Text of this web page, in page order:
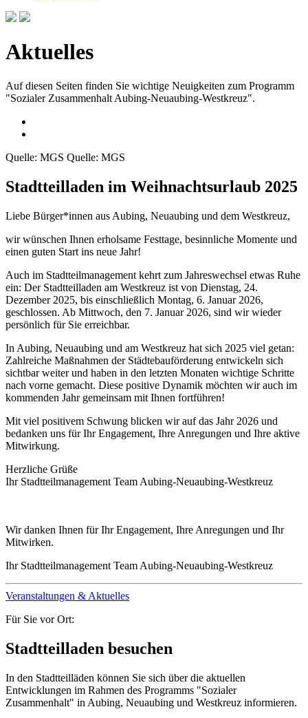
Aktuelles
Auf diesen Seiten finden Sie wichtige Neuigkeiten zum Programm
"Sozialer Zusammenhalt Aubing-Neuaubing-Westkreuz".
Quelle: MGS Quelle: MGS
Stadtteilladen im Weihnachtsurlaub 2025
Liebe Bürger*innen aus Aubing, Neuaubing und dem Westkreuz,
wir wünschen Ihnen erholsame Festtage, besinnliche Momente und
einen guten Start ins neue Jahr!
Auch im Stadtteilmanagement kehrt zum Jahreswechsel etwas Ruhe
ein: Der Stadtteilladen am Westkreuz ist von Dienstag, 24.
Dezember 2025, bis einschließlich Montag, 6. Januar 2026,
geschlossen. Ab Mittwoch, den 7. Januar 2026, sind wir wieder
persönlich für Sie erreichbar.
In Aubing, Neuaubing und am Westkreuz hat sich 2025 viel getan:
Zahlreiche Maßnahmen der Städtebauförderung entwickeln sich
sichtbar weiter und haben in den letzten Monaten wichtige Schritte
nach vorne gemacht. Diese positive Dynamik möchten wir auch im
kommenden Jahr gemeinsam mit Ihnen fortführen!
Mit viel positivem Schwung blicken wir auf das Jahr 2026 und
bedanken uns für Ihr Engagement, Ihre Anregungen und Ihre aktive
Mitwirkung.
Herzliche Grüße
Ihr Stadtteilmanagement Team Aubing-Neuaubing-Westkreuz
Wir danken Ihnen für Ihr Engagement, Ihre Anregungen und Ihr
Mitwirken.
Ihr Stadtteilmanagement Team Aubing-Neuaubing-Westkreuz
Veranstaltungen & Aktuelles
Für Sie vor Ort:
Stadtteilladen besuchen
In den Stadtteilläden können Sie sich über die aktuellen
Entwicklungen im Rahmen des Programms "Sozialer
Zusammenhalt" in Aubing, Neuaubing und Westkreuz informieren.